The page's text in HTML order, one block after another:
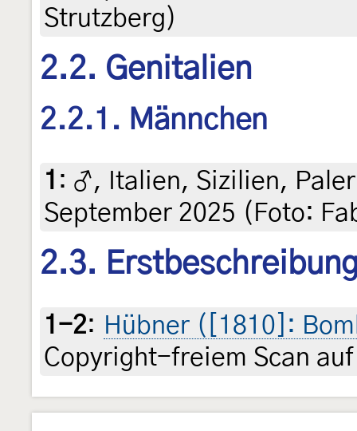
Strutzberg)
2.2. Genitalien
2.2.1. Männchen
1 : ♂, Italien, Sizilien,
September 2025 (Foto:
2.3.
1-2: Hübner ([1810]:
Copyright-freiem Scan